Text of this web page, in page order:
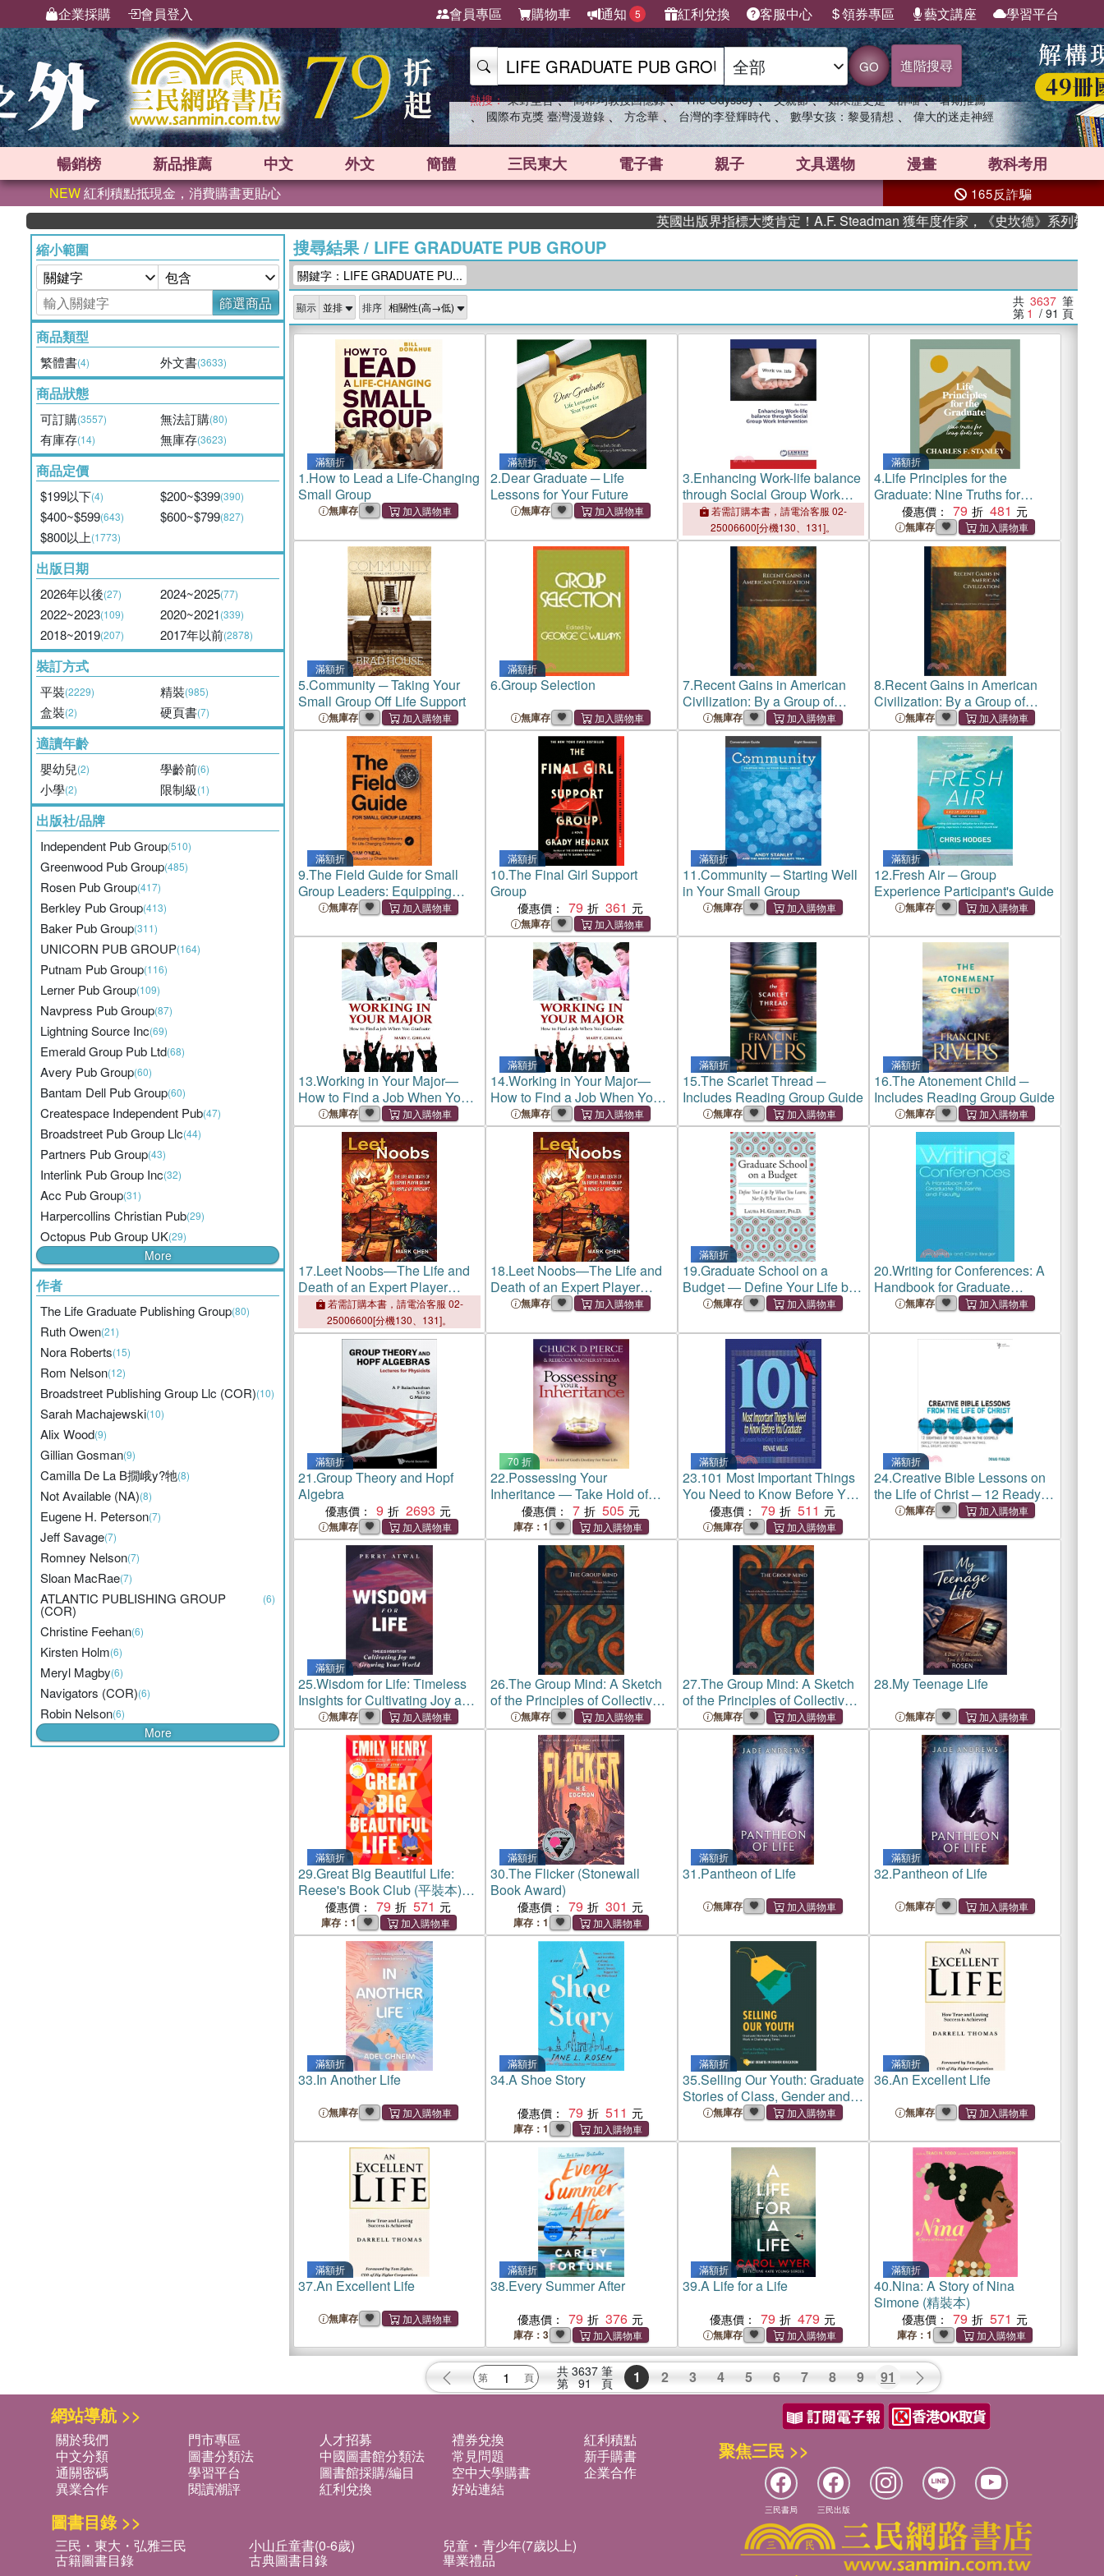
企業採購 會員登入 會員專區 購物車 通知 5 紅利兌換 客服中心 領券專區 藝文講座 學習平台
GO 進階搜尋
熱搜： 東野圭吾 、 高希均教授回憶錄 、 The Odyssey 、 父親節 、 如果歷史是一群喵 、 暑期推薦
、 國際布克獎 臺灣漫遊錄 、 方念華 、 台灣的李登輝時代 、 數學女孩：黎曼猜想 、 偉大的迷走神經
暢銷榜 新品推薦 中文 外文 簡體 三民東大 電子書 親子 文具選物 漫畫 教科考用
NEW紅利積點抵現金，消費購書更貼心 165反詐騙
英國出版界指標大獎肯定！A.F. Steadman 獲年度作家，《史坎德》系列帶你踏上熱血
縮小範圍
篩選商品
商品類型
繁體書(4) 外文書(3633)
商品狀態
可訂購(3557) 無法訂購(80)
有庫存(14) 無庫存(3623)
商品定價
$199以下(4) $200~$399(390)
$400~$599(643) $600~$799(827)
$800以上(1773)
出版日期
2026年以後(27) 2024~2025(77)
2022~2023(109) 2020~2021(339)
2018~2019(207) 2017年以前(2878)
裝訂方式
平裝(2229) 精裝(985)
盒裝(2) 硬頁書(7)
適讀年齡
嬰幼兒(2) 學齡前(6)
小學(2) 限制級(1)
出版社/品牌
Independent Pub Group(510)
Greenwood Pub Group(485)
Rosen Pub Group(417)
Berkley Pub Group(413)
Baker Pub Group(311)
UNICORN PUB GROUP(164)
Putnam Pub Group(116)
Lerner Pub Group(109)
Navpress Pub Group(87)
Lightning Source Inc(69)
Emerald Group Pub Ltd(68)
Avery Pub Group(60)
Bantam Dell Pub Group(60)
Createspace Independent Pub(47)
Broadstreet Pub Group Llc(44)
Partners Pub Group(43)
Interlink Pub Group Inc(32)
Acc Pub Group(31)
Harpercollins Christian Pub(29)
Octopus Pub Group UK(29)
More
作者
The Life Graduate Publishing Group(80)
Ruth Owen(21)
Nora Roberts(15)
Rom Nelson(12)
Broadstreet Publishing Group Llc (COR)(10)
Sarah Machajewski(10)
Alix Wood(9)
Gillian Gosman(9)
Camilla De La B撊峨y?牠(8)
Not Available (NA)(8)
Eugene H. Peterson(7)
Jeff Savage(7)
Romney Nelson(7)
Sloan MacRae(7)
ATLANTIC PUBLISHING GROUP
(COR)
(6)
Christine Feehan(6)
Kirsten Holm(6)
Meryl Magby(6)
Navigators (COR)(6)
Robin Nelson(6)
More
搜尋結果/ LIFE GRADUATE PUB GROUP
關鍵字：LIFE GRADUATE PU...
顯示 排序 共 3637 筆
第 1 / 91 頁
滿額折
1.How to Lead a Life-Changing
Small Group
無庫存
滿額折
2.Dear Graduate ─ Life
Lessons for Your Future
無庫存
3.Enhancing Work-life balance
through Social Group Work
Intervention
若需訂購本書，請電洽客服 02-
25006600[分機130、131]。
滿額折
4.Life Principles for the
Graduate: Nine Truths for
Living God's Way
優惠價： 79 481
無庫存
滿額折
5.Community ─ Taking Your
Small Group Off Life Support
無庫存
滿額折
6.Group Selection
無庫存
7.Recent Gains in American
Civilization: By a Group of
Distinguished Critics of
Contemporary Life
無庫存
8.Recent Gains in American
Civilization: By a Group of
Distinguished Critics of
Contemporary Life
無庫存
滿額折
9.The Field Guide for Small
Group Leaders: Equipping
Everyday Believers for Life-
無庫存
滿額折
10.The Final Girl Support
Group
優惠價： 79 361
無庫存
滿額折
11.Community ─ Starting Well
in Your Small Group
無庫存
滿額折
12.Fresh Air ─ Group
Experience Participant's Guide
無庫存
13.Working in Your Major—
How to Find a Job When You
Graduate
無庫存
滿額折
14.Working in Your Major—
How to Find a Job When You
Graduate
無庫存
滿額折
15.The Scarlet Thread ─
Includes Reading Group Guide
無庫存
滿額折
16.The Atonement Child ─
Includes Reading Group Guide
無庫存
17.Leet Noobs—The Life and
Death of an Expert Player
Group in World of Warcraft
若需訂購本書，請電洽客服 02-
25006600[分機130、131]。
18.Leet Noobs—The Life and
Death of an Expert Player
Group in World of Warcraft
無庫存
滿額折
19.Graduate School on a
Budget ― Define Your Life by
What You Learn, Not by What
無庫存
20.Writing for Conferences: A
Handbook for Graduate
Students and Faculty
無庫存
滿額折
21.Group Theory and Hopf
Algebra
優惠價： 9 2693
無庫存
70 折
22.Possessing Your
Inheritance ― Take Hold of
God's Destiny for Your Life
優惠價： 7 505
庫存：1
滿額折
23.101 Most Important Things
You Need to Know Before You
Graduate: Life Lessons You're
Going to Learn Sooner or
Later...
優惠價： 79 511
無庫存
滿額折
24.Creative Bible Lessons on
the Life of Christ ─ 12 Ready-
to-use Bible Lessons for Your
無庫存
滿額折
25.Wisdom for Life: Timeless
Insights for Cultivating Joy and
Growing Your World
無庫存
26.The Group Mind: A Sketch
of the Principles of Collective
Psychology With Some
Attempt to Apply Them to the
Interpretation of National Life
and Charact
無庫存
27.The Group Mind: A Sketch
of the Principles of Collective
Psychology With Some
Attempt to Apply Them to the
Interpretation of National Life
and Charact
無庫存
28.My Teenage Life
無庫存
滿額折
29.Great Big Beautiful Life:
Reese's Book Club (平裝本)
(2026 British Book Award
Winner)
優惠價： 79 571
庫存：1
滿額折
30.The Flicker (Stonewall
Book Award)
優惠價： 79 301
庫存：1
滿額折
31.Pantheon of Life
無庫存
滿額折
32.Pantheon of Life
無庫存
滿額折
33.In Another Life
無庫存
滿額折
34.A Shoe Story
優惠價： 79 511
庫存：1
滿額折
35.Selling Our Youth: Graduate
Stories of Class, Gender and
Work in Challenging Times
無庫存
滿額折
36.An Excellent Life
無庫存
滿額折
37.An Excellent Life
無庫存
滿額折
38.Every Summer After
優惠價： 79 376
庫存：3
滿額折
39.A Life for a Life
優惠價： 79 479
無庫存
滿額折
40.Nina: A Story of Nina
Simone (精裝本)
優惠價： 79 571
庫存：1
共 3637 筆
第 91 頁 1 2 3 4 5 6 7 8 9 91
網站導航 >>
關於我們 門市專區 人才招募 禮券兌換
紅利積點
中文分類
圖書分類法 中國圖書館分類法 常見問題
新手購書
通關密碼
學習平台 圖書館採購/編目 空中大學購書
企業合作
異業合作
閱讀潮評 紅利兌換 好站連結
圖書目錄 >>
三民・東大・弘雅三民 小山丘童書(0-6歲) 兒童・青少年(7歲以上)
古籍圖書目錄 古典圖書目錄 畢業禮品
聚焦三民 >>
三民書局 三民出版